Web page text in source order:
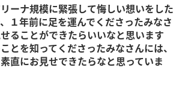
リーナ規模に緊張して悔しい想いをした
１年前に足を運んでくださったみなさ
ることができたらいいなと思います
とを知ってくださったみなさんには、
直にお見せできたらなと思っていま